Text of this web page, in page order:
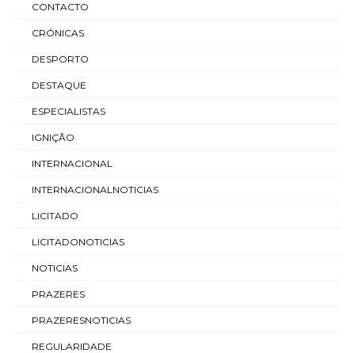
CONTACTO
CRÓNICAS
DESPORTO
DESTAQUE
ESPECIALISTAS
IGNIÇÃO
INTERNACIONAL
INTERNACIONALNOTICIAS
LICITADO
LICITADONOTICIAS
NOTICIAS
PRAZERES
PRAZERESNOTICIAS
REGULARIDADE